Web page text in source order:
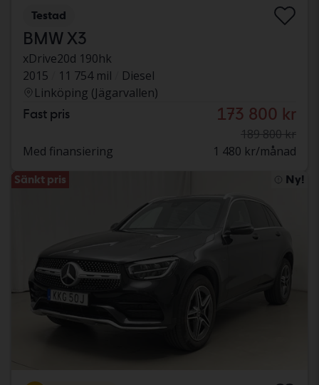
Testad
BMW X3
xDrive20d 190hk
2015
11 754 mil
Diesel
Linköping (Jägarvallen)
Fast pris 173 800 kr
189 800 kr
Med finansiering
1 480 kr/månad
Sänkt pris Ny!